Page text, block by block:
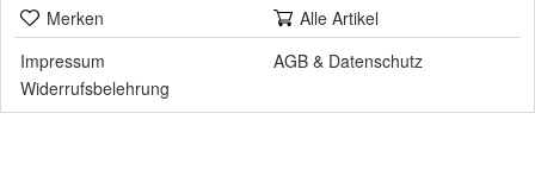
Merken
Alle Artikel
Impressum
AGB & Datenschutz
Widerrufsbelehrung